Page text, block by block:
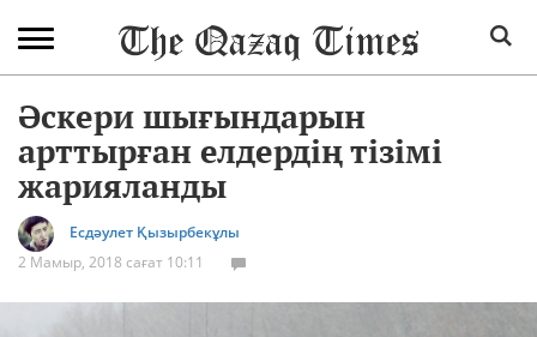
Әскери шығындарын
арттырған елдердің тізімі
жарияланды
Есдәулет Қызырбекұлы
2 Мамыр, 2018 сағат 10:11